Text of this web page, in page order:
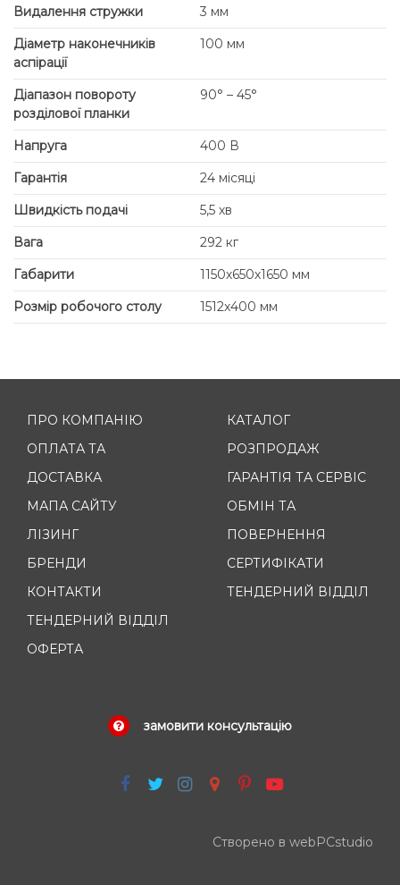
Видалення стружки
3 мм
Діаметр наконечників
аспірації
100 мм
Діапазон повороту
розділової планки
90° – 45°
Напруга
400 В
Гарантія
24 місяці
Швидкість подачі
5,5 хв
Вага
292 кг
Габарити
1150х650х1650 мм
Розмір робочого столу
1512x400 мм
ПРО КОМПАНІЮ
ОПЛАТА ТА
ДОСТАВКА
МАПА САЙТУ
ЛІЗИНГ
БРЕНДИ
КОНТАКТИ
ТЕНДЕРНИЙ ВІДДІЛ
ОФЕРТА
КАТАЛОГ
РОЗПРОДАЖ
ГАРАНТІЯ ТА СЕРВІС
ОБМІН ТА
ПОВЕРНЕННЯ
СЕРТИФІКАТИ
ТЕНДЕРНИЙ ВІДДІЛ
замовити консультацію
Створено в webPCstudio